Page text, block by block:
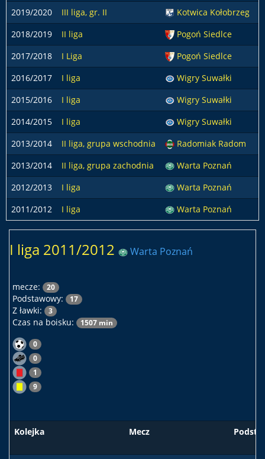
2019/2020
III liga, gr. II
Kotwica Kołobrzeg
2018/2019
II liga
Pogoń Siedlce
2017/2018
I Liga
Pogoń Siedlce
2016/2017
I liga
Wigry Suwałki
2015/2016
I liga
Wigry Suwałki
2014/2015
I liga
Wigry Suwałki
2013/2014
II liga, grupa wschodnia
Radomiak Radom
2013/2014
II liga, grupa zachodnia
Warta Poznań
2012/2013
I liga
Warta Poznań
2011/2012
I liga Warta Poznań
I liga 2011/2012 Warta Poznań
mecze: 20
Podstawowy: 17
Z ławki: 3
Czas na boisku: 1507 min
0
0
1
9
Kolejka Mecz Podst